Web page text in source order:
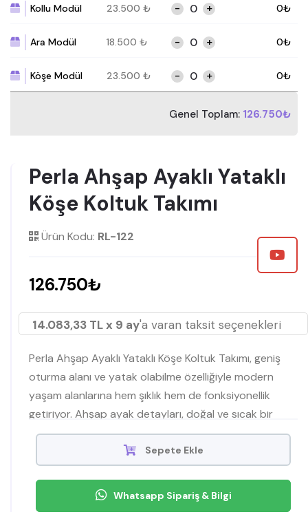
Kollu Modül 23.500 ₺ - + 0₺
Ara Modül 18.500 ₺ - + 0₺
Köşe Modül 23.500 ₺ - + 0₺
Genel Toplam: 126.750₺
Perla Ahşap Ayaklı Yataklı
Köşe Koltuk Takımı
Ürün Kodu: RL-122
126.750₺
14.083,33 TL x 9 ay'a varan taksit seçenekleri
Perla Ahşap Ayaklı Yataklı Köşe Koltuk Takımı, geniş
oturma alanı ve yatak olabilme özelliğiyle modern
yaşam alanlarına hem şıklık hem de fonksiyonellik
getiriyor. Ahşap ayak detayları, doğal ve sıcak bir
atmosfer sunarken, yumuşak dokusu konforlu bir
deneyim sağlıyor. Minimal tasarımıyla her dekorasyon
tarzına uyum sa
Sepete Ekle
Whatsapp Sipariş & Bilgi